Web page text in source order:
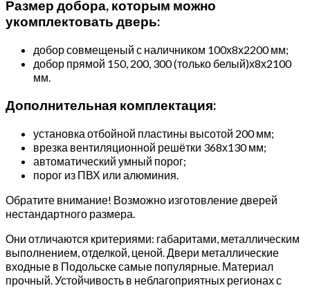
Размер добора, которым можно
укомплектовать дверь:
добор совмещеный с наличником 100х8х2200 мм;
добор прямой 150, 200, 300 (только белый)х8х2100
мм.
Дополнительная комплектация:
установка отбойной пластины высотой 200 мм;
врезка вентиляционной решётки 368х130 мм;
автоматический умный порог;
порог из ПВХ или алюминия.
Обратите внимание! Возможно изготовление дверей
нестандартного размера.
Они отличаются критериями: габаритами, металлическим
выполнением, отделкой, ценой. Двери металлические
входные в Подольске самые популярные. Материал
прочный. Устойчивость в неблагоприятных регионах с